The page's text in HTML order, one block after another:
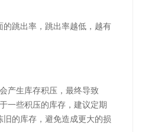
跳出率，跳出率越低，越有
产生库存积压，最终导致
一些积压的库存，建议定期
的库存，避免造成更大的损